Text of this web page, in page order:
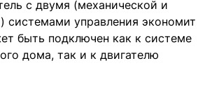
с двумя (механической и
системами управления экономит
быть подключен как к системе
дома, так и к двигателю